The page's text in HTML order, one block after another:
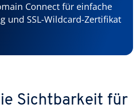
Connect für einfache
und SSL-Wildcard-Zertifikat
Sichtbarkeit für